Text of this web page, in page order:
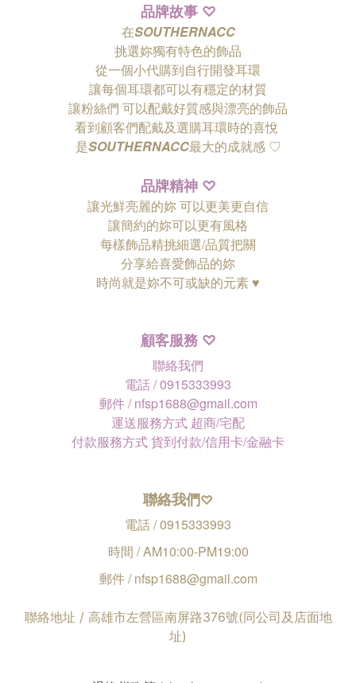
品牌故事 ♡
在SOUTHERNACC
挑選妳獨有特色的飾品
從一個小代購到自行開發耳環
讓每個耳環都可以有穩定的材質
讓粉絲們 可以配戴好質感與漂亮的飾品
看到顧客們配戴及選購耳環時的喜悅
是SOUTHERNACC最大的成就感 ♡
品牌精神 ♡
讓光鮮亮麗的妳 可以更美更自信
讓簡約的妳可以更有風格
每樣飾品精挑細選/品質把關
分享給喜愛飾品的妳
時尚就是妳不可或缺的元素 ♥
顧客服務 ♡
聯絡我們
電話 / 0915333993
郵件 / nfsp1688@gmail.com
運送服務方式 超商/宅配
付款服務方式 貨到付款/信用卡/金融卡
聯絡我們♡
電話 / 0915333993
時間 / AM10:00-PM19:00
郵件 / nfsp1688@gmail.com
聯絡地址 / 高雄市左營區南屏路376號(同公司及店面地
址)